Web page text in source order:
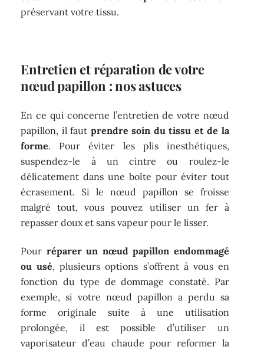
préservant votre tissu.
Entretien et réparation de votre
nœud papillon : nos astuces
En ce qui concerne l’entretien de votre nœud
papillon, il faut prendre soin du tissu et de la
forme. Pour éviter les plis inesthétiques,
suspendez-le à un cintre ou roulez-le
délicatement dans une boîte pour éviter tout
écrasement. Si le nœud papillon se froisse
malgré tout, vous pouvez utiliser un fer à
repasser doux et sans vapeur pour le lisser.
Pour réparer un nœud papillon endommagé
ou usé, plusieurs options s’offrent à vous en
fonction du type de dommage constaté. Par
exemple, si votre nœud papillon a perdu sa
forme originale suite à une utilisation
prolongée, il est possible d’utiliser un
vaporisateur d’eau chaude pour reformer la